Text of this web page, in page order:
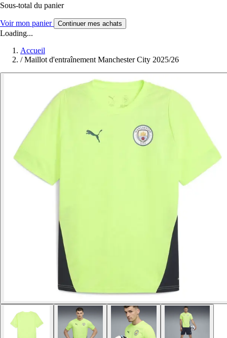
Sous-total du panier
Voir mon panier Continuer mes achats
Loading...
Accueil
/ Maillot d'entraînement Manchester City 2025/26